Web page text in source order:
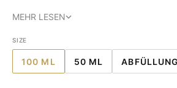
MEHR LESEN
SIZE
100 MLVARIANTE50 MLVARIANTEABFÜLLUNG